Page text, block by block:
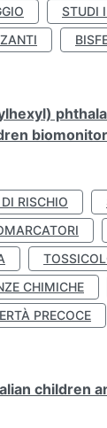
STUDI
RISCHIO
CHIMICHE
PRECOCE
children